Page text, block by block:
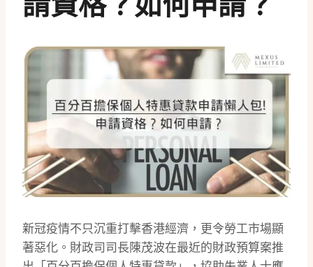
新冠疫情不只沉重打擊香港經濟，更令勞工市場顯
著惡化。財政司司長陳茂波在最近的財政預算案推